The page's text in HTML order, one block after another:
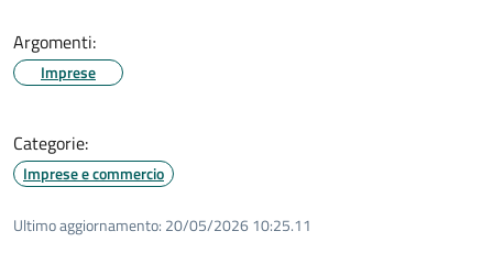
Argomenti:
Imprese
Categorie:
Imprese e commercio
Ultimo aggiornamento: 20/05/2026 10:25.11